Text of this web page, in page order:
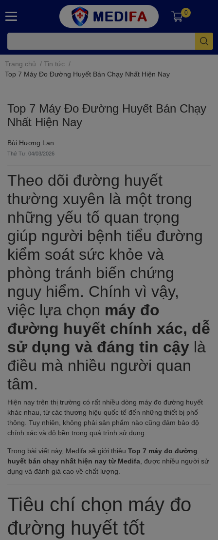
0
Trang chủ / Tin tức /
Top 7 Máy Đo Đường Huyết Bán Chạy Nhất Hiện Nay
Top 7 Máy Đo Đường Huyết Bán Chạy
Nhất Hiện Nay
Bùi Hương Lan
Thứ Tư, 04/03/2026
Theo dõi đường huyết
thường xuyên là một trong
những yếu tố quan trọng
giúp người bệnh tiểu đường
kiểm soát sức khỏe và
phòng tránh biến chứng
nguy hiểm. Chính vì vậy,
việc lựa chọn máy đo
đường huyết chính xác, dễ
sử dụng và đáng tin cậy là
điều mà nhiều người quan
tâm.
Hiện nay trên thị trường có rất nhiều dòng máy đo đường huyết
khác nhau, từ các thương hiệu quốc tế đến những thiết bị phổ
thông. Tuy nhiên, không phải sản phẩm nào cũng đảm bảo độ
chính xác và độ bền trong quá trình sử dụng.
Trong bài viết này, Medifa sẽ giới thiệu Top 7 máy đo đường
huyết bán chạy nhất hiện nay từ Medifa , được nhiều người sử
dụng và đánh giá cao về chất lượng.
Tiêu chí chọn máy đo
đường huyết tốt